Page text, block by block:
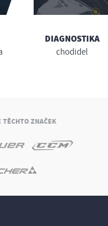
DIAGNOSTIKA
chodidel
ZNAČEK